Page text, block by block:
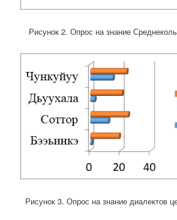
Рисунок 2. Опрос на знание
Рисунок 3. Опрос на знание диалектов